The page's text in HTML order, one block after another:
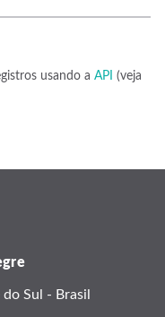
usando a API (veja
Sul - Brasil